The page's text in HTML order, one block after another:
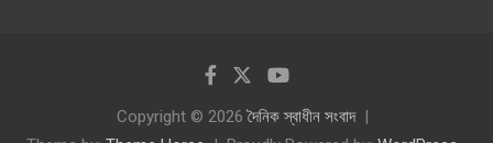
Copyright © 2026দৈনিক স্বাধীন সংবাদ